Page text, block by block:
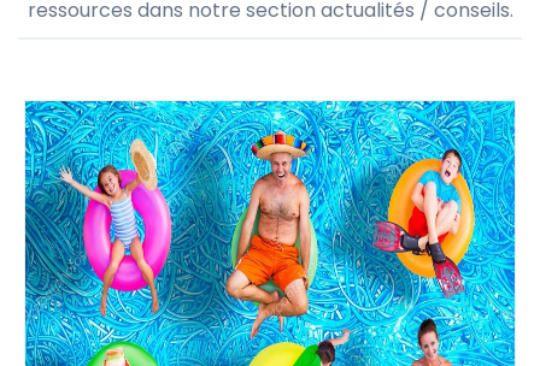
ressources dans notre section actualités / conseils.